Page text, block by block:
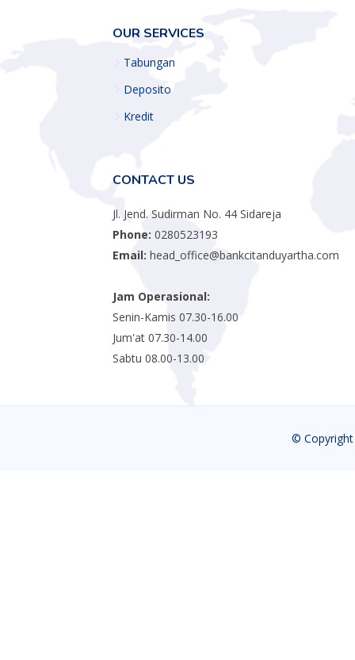
OUR SERVICES
Tabungan
Deposito
Kredit
CONTACT US
Jl. Jend. Sudirman No. 44 Sidareja
Phone: 0280523193
Email: head_office@bankcitanduyartha.com
Jam Operasional:
Senin-Kamis 07.30-16.00
Jum'at 07.30-14.00
Sabtu 08.00-13.00
©